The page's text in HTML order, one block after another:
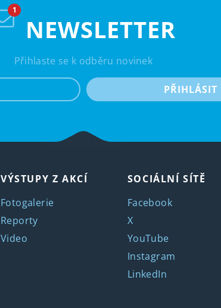
NEWSLETTER
Přihlaste se k odběru novinek
PŘIHLÁSIT
VÝSTUPY Z AKCÍ
Fotogalerie
Reporty
Video
SOCIÁLNÍ SÍTĚ
Facebook
X
YouTube
Instagram
LinkedIn